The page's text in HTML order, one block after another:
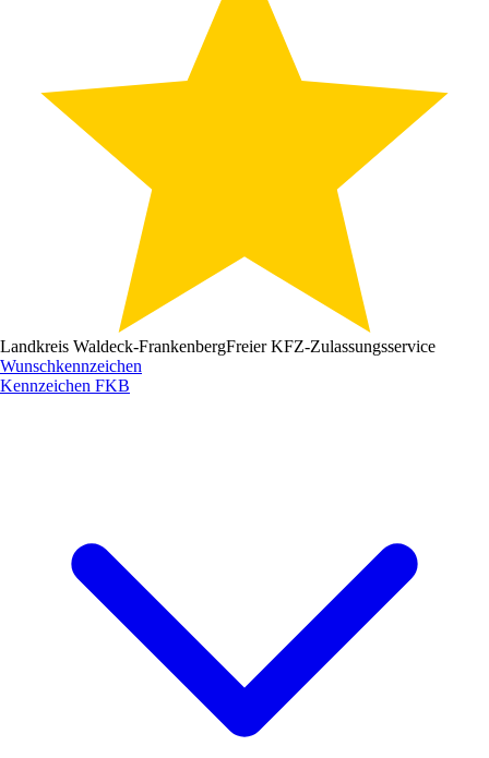
Landkreis Waldeck-FrankenbergFreier KFZ-Zulassungsservice
Wunschkennzeichen
Kennzeichen FKB